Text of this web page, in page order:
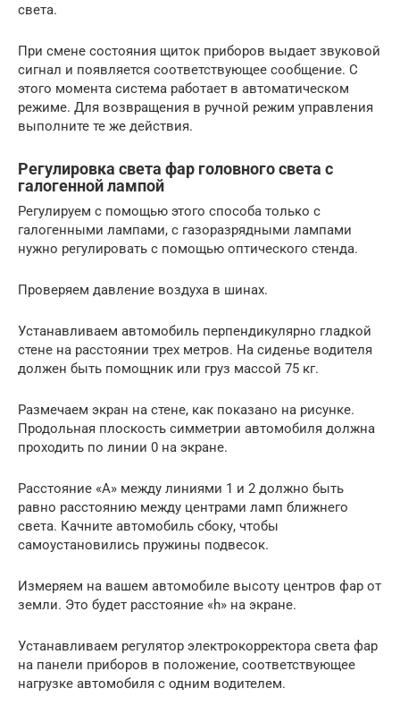
света.
При смене состояния щиток приборов выдает звуковой
сигнал и появляется соответствующее сообщение. С
этого момента система работает в автоматическом
режиме. Для возвращения в ручной режим управления
выполните те же действия.
Регулировка света фар головного света с
галогенной лампой
Регулируем с помощью этого способа только с
галогенными лампами, с газоразрядными лампами
нужно регулировать с помощью оптического стенда.
Проверяем давление воздуха в шинах.
Устанавливаем автомобиль перпендикулярно гладкой
стене на расстоянии трех метров. На сиденье водителя
должен быть помощник или груз массой 75 кг.
Размечаем экран на стене, как показано на рисунке.
Продольная плоскость симметрии автомобиля должна
проходить по линии 0 на экране.
Расстояние «А» между линиями 1 и 2 должно быть
равно расстоянию между центрами ламп ближнего
света. Качните автомобиль сбоку, чтобы
самоустановились пружины подвесок.
Измеряем на вашем автомобиле высоту центров фар от
земли. Это будет расстояние «h» на экране.
Устанавливаем регулятор электрокорректора света фар
на панели приборов в положение, соответствующее
нагрузке автомобиля с одним водителем.